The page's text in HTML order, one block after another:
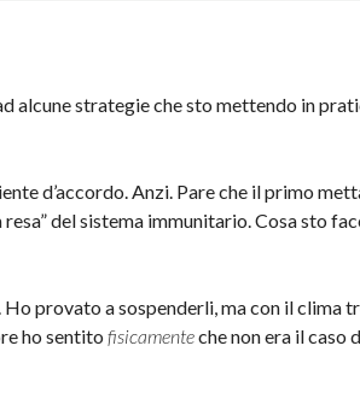
alcune strategie che sto mettendo in
d’accordo. Anzi. Pare che il primo
del sistema immunitario. Cosa sto
Ho provato a sospenderli, ma con il clima
ho sentito fisicamenteche non era il caso